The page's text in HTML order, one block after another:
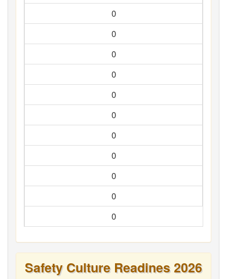
0
0
0
0
0
0
0
0
0
0
0
Safety Culture Readines 2026